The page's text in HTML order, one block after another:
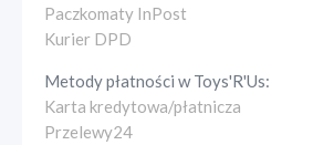
Paczkomaty InPost
Kurier DPD
Metody płatności wToys'R'Us:
Karta kredytowa/płatnicza
Przelewy24